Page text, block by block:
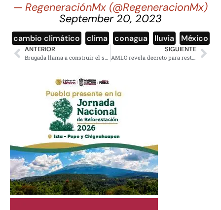
— RegeneraciónMx (@RegeneracionMx)
September 20, 2023
cambio climático clima conagua lluvia México
ANTERIOR
Brugada llama a construir el segundo piso de la 4T en la CDMX
SIGUIENTE
AMLO revela decreto para restablecer el servicio de trenes de pasajeros